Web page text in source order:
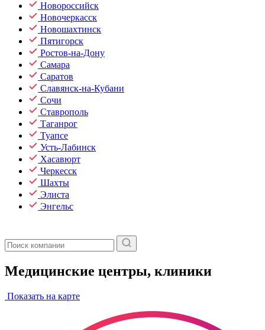
Новороссийск
Новочеркасск
Новошахтинск
Пятигорск
Ростов-на-Дону
Самара
Саратов
Славянск-на-Кубани
Сочи
Ставрополь
Таганрог
Туапсе
Усть-Лабинск
Хасавюрт
Черкесск
Шахты
Элиста
Энгельс
Медицинские центры, клиники
Показать на карте